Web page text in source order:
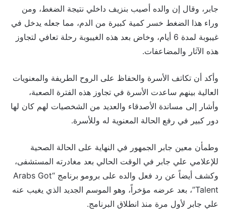
جابر، وقال إن والده أصيب بنزيف داخلي نتيجة الضغط، ومن
وراء هذا الضغط خسر كمية كبيرة من الدم، مما جعله يدخل في
غيبوبة لمدة 6 أيام، وخاض بعد هذه الغيبوبة رحلة تعافي لتجاوز
هذه الآثار والمضاعفات.
وأكد أن تكاتف الأسرة والحفاظ على الروح الطريفة والمعنويات
العالية بينهم ساعدت الأسرة في تجاوز هذه الفترة الصعبة،
وأشار إلى مساندة الأصدقاء والعديد من الشخصيات لهم كان لها
دور كبير في رفع الحالة المعنوية له وللأسرة.
وطمأن معين جابر الجمهور في النهاية على الحالة الصحية
للإعلامي علي جابر في الوقت الحالي بعد مغادرته المستشفى،
وكشف أيضاً عن رد فعل والده على برومو برنامج “Arabs Got
Talent”، بعد عرضه مؤخراً، وهو الموسم الجديد الذي يغيب عنه
علي جابر لأول مرة منذ انطلاق البرنامج.